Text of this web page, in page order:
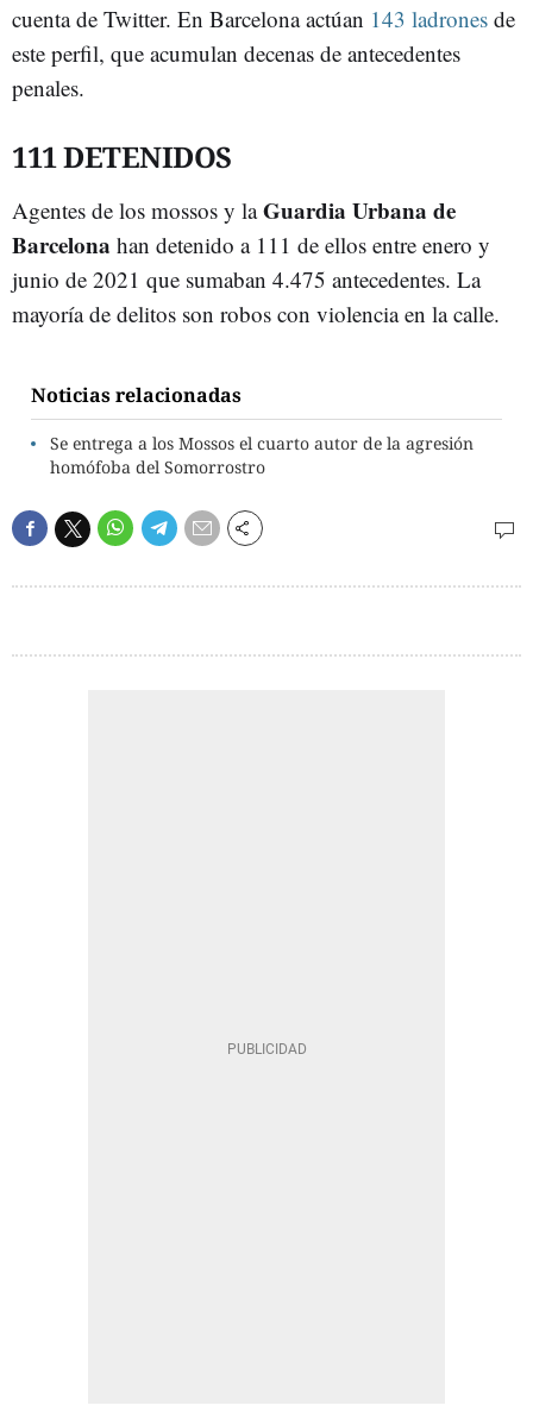
cuenta de Twitter. En Barcelona actúan 143 ladrones de
este perfil, que acumulan decenas de antecedentes
penales.
111 DETENIDOS
Agentes de los mossos y laGuardia Urbana de
Barcelona han detenido a 111 de ellos entre enero y
junio de 2021 que sumaban 4.475 antecedentes. La
mayoría de delitos son robos con violencia en la calle.
Noticias relacionadas
Se entrega a los Mossos el cuarto autor de la agresión
homófoba del Somorrostro